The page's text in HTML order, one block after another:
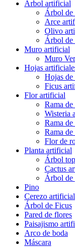
Árbol artificial
Árbol de
Arce
Olivo
Árbol de
Muro artificial
Muro
Hojas
Hojas de
Ficus
Flor artificial
Rama
Wisteria
Rama
Rama
Flor de
Planta artificial
Árbol
Cactus
Árbol de
Pino
Cerezo artificial
Árbol de Ficus
Pared de flores
Paisajismo
Arco de boda
Máscara